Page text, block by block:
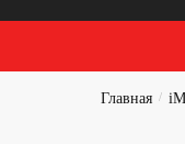
Главная /